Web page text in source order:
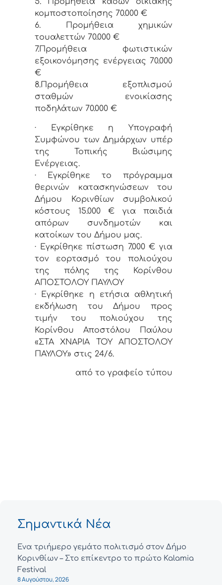
κομποστοποίησης 70.000 €
6. Προμήθεια χημικών
τουαλεττών 70.000 €
7.Προμήθεια φωτιστικών
εξοικονόμησης ενέργειας 70.000
€
8.Προμήθεια εξοπλισμού
σταθμών ενοικίασης
ποδηλάτων 70.000 €
· Εγκρίθηκε η Υπογραφή
Συμφώνου των Δημάρχων υπέρ
της Τοπικής Βιώσιμης
Ενέργειας.
· Εγκρίθηκε το πρόγραμμα
θερινών κατασκηνώσεων του
Δήμου Κορινθίων συμβολικού
κόστους 15.000 € για παιδιά
απόρων συνδημοτών και
κατοίκων του Δήμου μας.
· Εγκρίθηκε πίστωση 7.000 € για
τον εορτασμό του πολιούχου
της πόλης της Κορίνθου
ΑΠΟΣΤΟΛΟΥ ΠΑΥΛΟΥ
· Εγκρίθηκε η ετήσια αθλητική
εκδήλωση του Δήμου προς
τιμήν του πολιούχου της
Κορίνθου Αποστόλου Παύλου
«ΣΤΑ ΧΝΑΡΙΑ ΤΟΥ ΑΠΟΣΤΟΛΟΥ
ΠΑΥΛΟΥ» στις 24/6.
από το γραφείο τύπου
Σημαντικά Νέα
Ένα τριήμερο γεμάτο πολιτισμό στον Δήμο
Κορινθίων – Στο επίκεντρο το πρώτο Kalamia
Festival
8 Αυγούστου, 2026